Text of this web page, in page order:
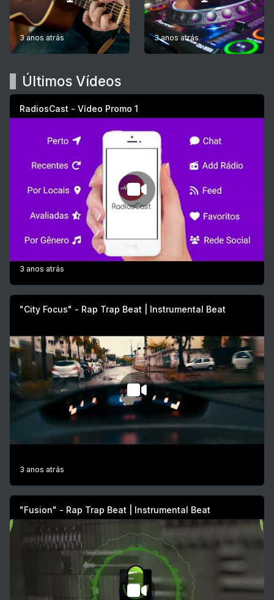
3 anos atrás 3 anos atrás
Últimos Vídeos
RadiosCast - Vídeo Promo 1
3 anos atrás
"City Focus" - Rap Trap Beat | Instrumental Beat
3 anos atrás
"Fusion" - Rap Trap Beat | Instrumental Beat